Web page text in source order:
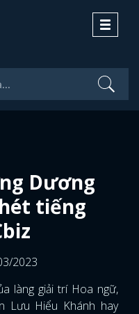
Toggle
Dương
tiếng
2023
làng giải trí Hoa ngữ,
Lưu Hiểu Khánh hay